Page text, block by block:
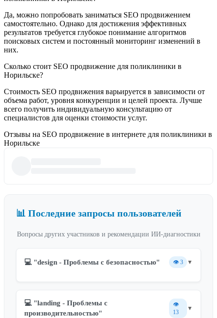
Да, можно попробовать заниматься SEO продвижением
самостоятельно. Однако для достижения эффективных
результатов требуется глубокое понимание алгоритмов
поисковых систем и постоянный мониторинг изменений в
них.
Сколько стоит SEO продвижение для поликлиники в
Норильске?
Стоимость SEO продвижения варьируется в зависимости от
объема работ, уровня конкуренции и целей проекта. Лучше
всего получить индивидуальную консультацию от
специалистов для оценки стоимости услуг.
Отзывы на SEO продвижение в интернете для поликлиники в
Норильске
📊 Последние запросы пользователей
Вопросы других участников и рекомендации ИИ-диагностики
💻 "design - Проблемы с безопасностью" 👁️ 3 ▼
💻 "landing - Проблемы с
производительностью"
👁️
13
▼